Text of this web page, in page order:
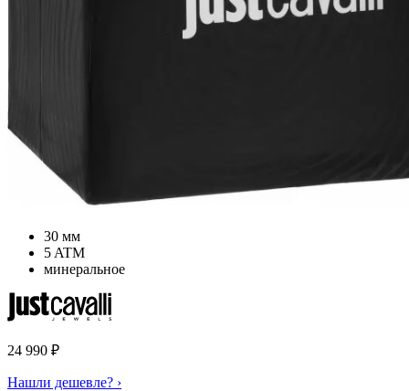
30 мм
5 ATM
минеральное
24 990 ₽
Нашли дешевле? ›